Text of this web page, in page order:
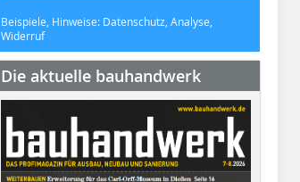
Beispiele, Hinweise: Datenschutz, Analyse,
Widerruf
Die aktuelle bauhandwerk